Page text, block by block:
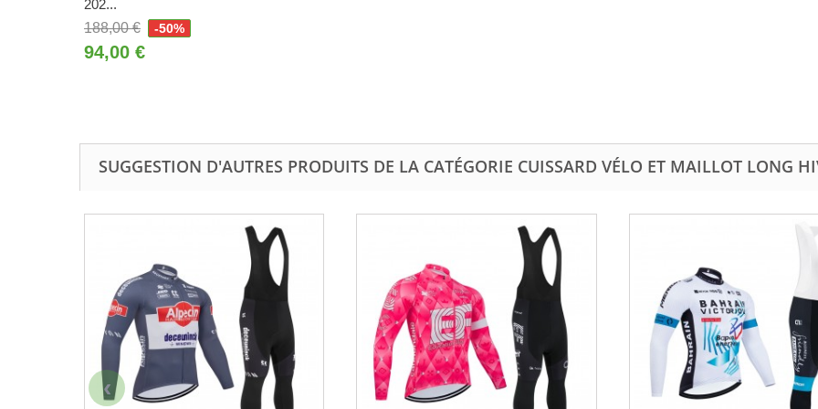
202...
188,00 €
-50%
94,00 €
SUGGESTION D'AUTRES PRODUITS DE LA CATÉGORIE CUISSARD VÉLO ET MAILLOT LONG